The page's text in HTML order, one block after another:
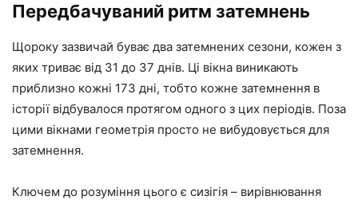
Передбачуваний ритм затемнень
Щороку зазвичай буває два затемнених сезони, кожен з
яких триває від 31 до 37 днів. Ці вікна виникають
приблизно кожні 173 дні, тобто кожне затемнення в
історії відбувалося протягом одного з цих періодів. Поза
цими вікнами геометрія просто не вибудовується для
затемнення.
Ключем до розуміння цього є сизігія – вирівнювання